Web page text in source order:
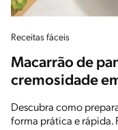
Receitas fáceis
Macarrão de
cremosidade
Descubra como
forma prática e rápida.